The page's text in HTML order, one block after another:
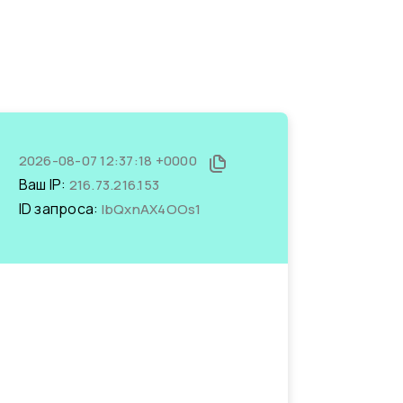
2026-08-07 12:37:18 +0000
Ваш IP: 216.73.216.153
ID запроса: IbQxnAX4OOs1